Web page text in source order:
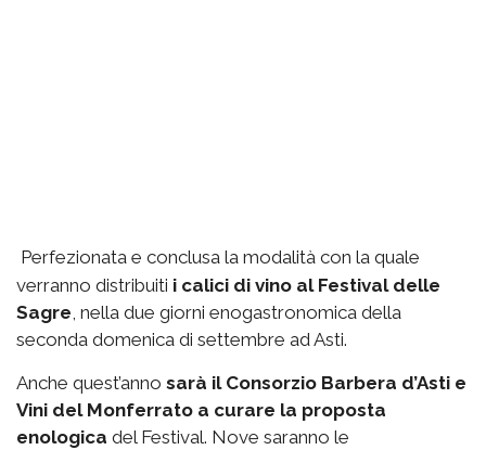
Perfezionata e conclusa la modalità con la quale
verranno distribuiti i calici di vino al Festival delle
Sagre , nella due giorni enogastronomica della
seconda domenica di settembre ad Asti.
Anche quest’anno sarà il Consorzio Barbera d’Asti e
Vini del Monferrato a curare la proposta
enologica del Festival. Nove saranno le